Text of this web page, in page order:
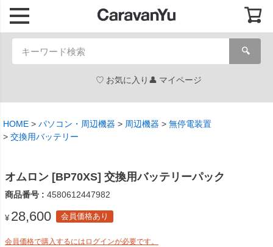
🔍
お気に入り マイページ
HOME パソコン・周辺機器 周辺機器
無停電装置
交換用バッテリー
オムロン [BP70XS] 交換用バッテリーパック
商品番号 4580612447982
¥ 28,600 会員価格あり
会員価格で購入するにはログインが必要です。